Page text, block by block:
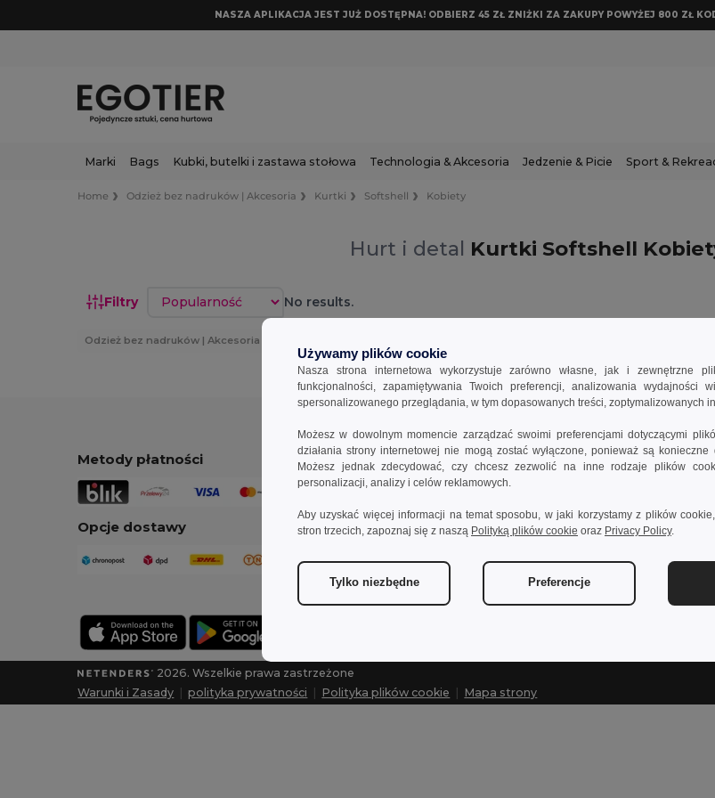
NASZA APLIKACJA JEST JUŻ DOSTĘPNA! ODBIERZ 45 ZŁ ZNIŻKI ZA ZAKUPY POWYŻEJ 800 ZŁ
Marki Bags Kubki, butelki i zastawa stołowa Technologia & Akcesoria Jedzenie & Picie Sport &
Home Odzież bez nadruków | Akcesoria Kurtki Softshell Kobiety
Hurt i detal Kurtki Softshell
Filtry Sortuj według No results.
Odzież bez nadruków | Akcesoria
Metody płatności
Opcje dostawy
Skontaktuj się z nami
customerservice@egotier.pl
sales@egotier.pl
2026. Wszelkie prawa zastrzeżone
Warunki i Zasady |polityka prywatności Polityka plików cookie Mapa strony
Używamy plików cookie
Nasza strona internetowa wykorzystuje zarówno własne, jak i zewnętrzne
funkcjonalności, zapamiętywania Twoich preferencji, analizowania wydajności
spersonalizowanego przeglądania, w tym dopasowanych treści, zoptymalizowanych
Możesz w dowolnym momencie zarządzać swoimi preferencjami dotyczącymi
działania strony internetowej nie mogą zostać wyłączone, ponieważ są konieczne
Możesz jednak zdecydować, czy chcesz zezwolić na inne rodzaje plików
personalizacji, analizy i celów reklamowych.
Aby uzyskać więcej informacji na temat sposobu, w jaki korzystamy z plików
stron trzecich, zapoznaj się z naszą Polityką plików cookie oraz Privacy Policy.
Tylko niezbędne Preferencje